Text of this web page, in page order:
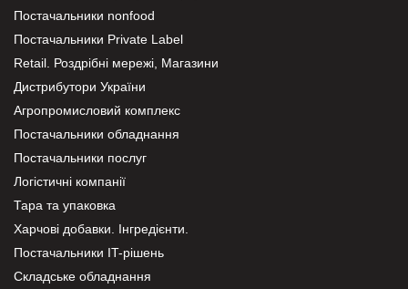
Постачальники nonfood
Постачальники Private Label
Retail. Роздрібні мережі, Магазини
Дистрибутори України
Агропромисловий комплекс
Постачальники обладнання
Постачальники послуг
Логістичні компанії
Тара та упаковка
Харчові добавки. Інгредієнти.
Постачальники IT-рішень
Складське обладнання